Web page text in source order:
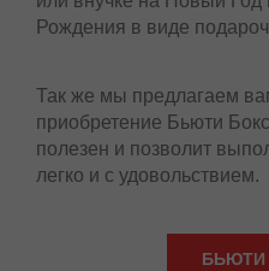
Рождения в виде
Так же мы предлагаем
приобретение Бьюти
полезен и позволит
легко и с удовольствием.
БЬЮТИ